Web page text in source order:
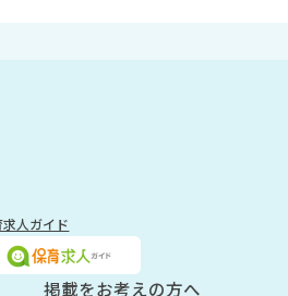
求人ガイド
掲載をお考えの方へ